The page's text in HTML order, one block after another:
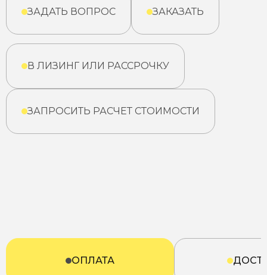
ЗАДАТЬ ВОПРОС ЗАКАЗАТЬ
В ЛИЗИНГ ИЛИ РАССРОЧКУ
ЗАПРОСИТЬ РАСЧЕТ СТОИМОСТИ
ОПЛАТА